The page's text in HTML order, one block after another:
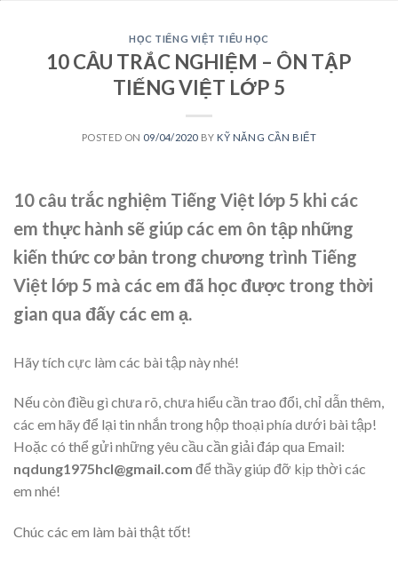
HỌC TIẾNG VIỆT TIỂU HỌC
10 CÂU TRẮC NGHIỆM – ÔN TẬP
TIẾNG VIỆT LỚP 5
POSTED ON 09/04/2020 BY KỸ NĂNG CẦN BIẾT
10 câu trắc nghiệm Tiếng Việt lớp 5 khi các
em thực hành sẽ giúp các em ôn tập những
kiến thức cơ bản trong chương trình Tiếng
Việt lớp 5 mà các em đã học được trong thời
gian qua đấy các em ạ.
Hãy tích cực làm các bài tập này nhé!
Nếu còn điều gì chưa rõ, chưa hiểu cần trao đổi, chỉ dẫn thêm,
các em hãy để lại tin nhắn trong hộp thoại phía dưới bài tập!
Hoặc có thể gửi những yêu cầu cần giải đáp qua Email:
nqdung1975hcl@gmail.com để thầy giúp đỡ kịp thời các
em nhé!
Chúc các em làm bài thật tốt!